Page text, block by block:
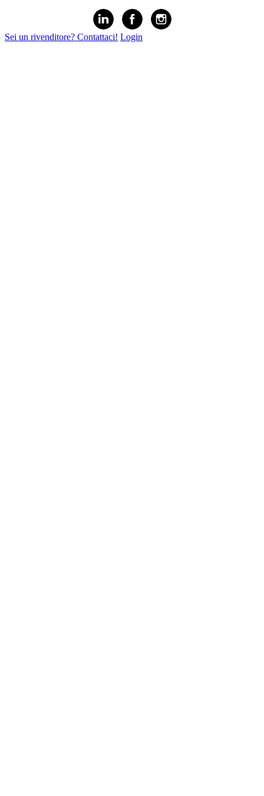
Sei un rivenditore? Contattaci! Login